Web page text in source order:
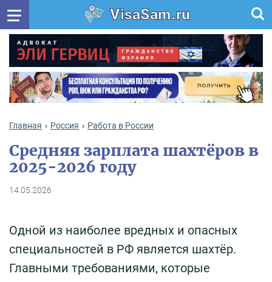
VisaSam.ru
Главная Россия Работа в России
Средняя зарплата шахтёров в
2025-2026 году
14.05.2026
Одной из наиболее вредных и опасных
специальностей в РФ является шахтёр.
Главными требованиями, которые